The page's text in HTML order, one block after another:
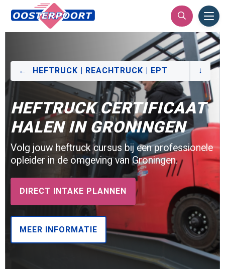
HEFTRUCK | REACHTRUCK | EPT
HEFTRUCK CERTIFICAAT
HALEN IN GRONINGEN
Volg jouw heftruck cursus bij een professionele
opleider in de omgeving van Groningen.
DIRECT INTAKE PLANNEN
MEER INFORMATIE